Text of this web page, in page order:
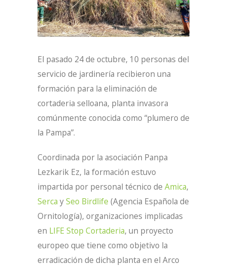
El pasado 24 de octubre, 10 personas del
servicio de jardinería recibieron una
formación para la eliminación de
cortaderia selloana, planta invasora
comúnmente conocida como “plumero de
la Pampa”.
Coordinada por la asociación Panpa
Lezkarik Ez, la formación estuvo
impartida por personal técnico de Amica,
Serca ySeo Birdlife (Agencia Española de
Ornitología), organizaciones implicadas
en LIFE Stop Cortaderia, un proyecto
europeo que tiene como objetivo la
erradicación de dicha planta en el Arco